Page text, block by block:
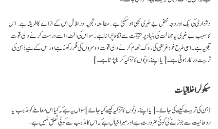
دشواری کی ایک اور وجہ محض بے خبری بھی ہو سکتی ہے۔ مطالعہ، تجزیہ اور تلاش اس کے ازالے کا طریقہ ہے۔ اس
کا سبب بے خبری یا جہالت کی بنیاد پر حقیقت سے نگاہ چرانا ہے۔ سو اس کی الٹ، اسے درست کرنے والی قوت
تجزیہ ہے۔ اسی طرح خود غرضی کی روک تھام کرنے والی قوت دوسروں کی فکر رکھنا ہے اور اس کے لیے ذہن کی
تربیت درکار ہوتی ہے۔ [یا اپنے رویّوں کا تزکیہ کرنا پڑتا ہے۔]
سیکولر اخلاقیات
ذہن کی تربیت کیسے کی جائے۔[یا اپنے رویّوں کا تزکیہ کیسے کیا جائے]سوال یہ ہے کہ کیا اس معاملے کو مذہب یا
روحانیت سے جوڑنے کی کوئی ضرورت ہے اور میرا خیال ہے کہ اس کا مذہب سے کوئی تعلق نہیں ہے۔